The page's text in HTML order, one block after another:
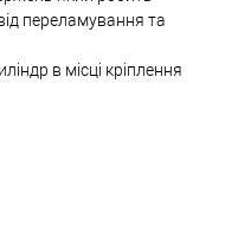
переламування та
в місці кріплення